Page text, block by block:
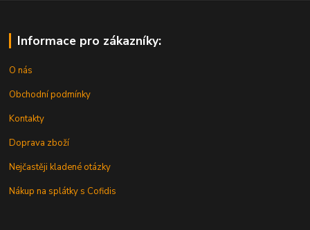
Informace pro zákazníky:
O nás
Obchodní podmínky
Kontakty
Doprava zboží
Nejčastěji kladené otázky
Nákup na splátky s Cofidis